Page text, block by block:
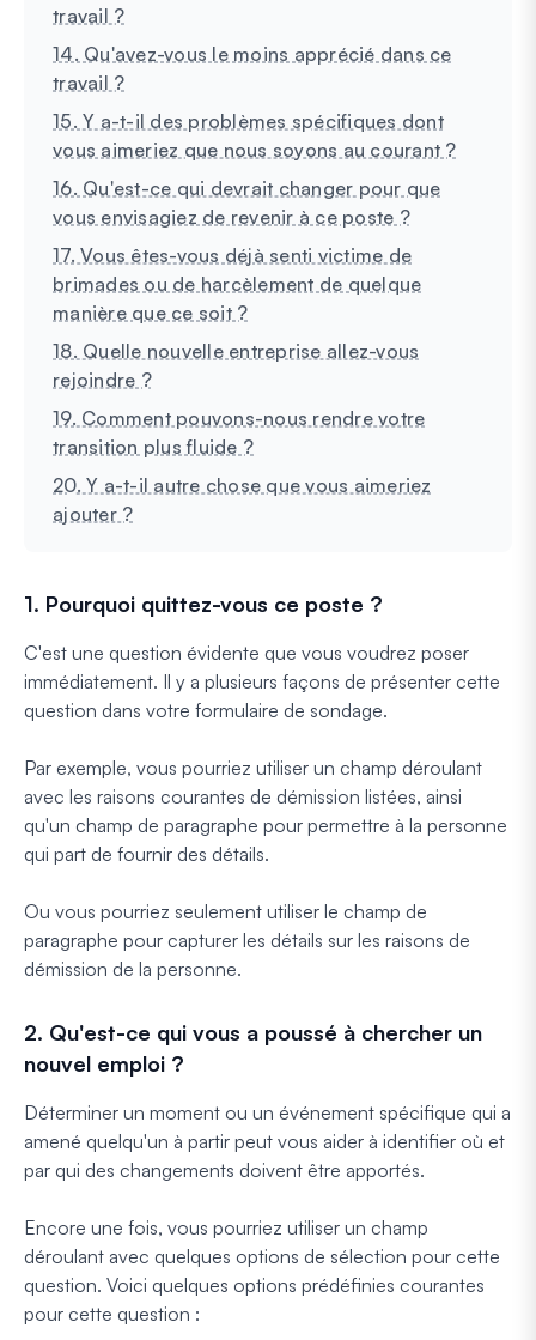
travail ?
14. Qu'avez-vous le moins apprécié dans ce
travail ?
15. Y a-t-il des problèmes spécifiques dont
vous aimeriez que nous soyons au courant ?
16. Qu'est-ce qui devrait changer pour que
vous envisagiez de revenir à ce poste ?
17. Vous êtes-vous déjà senti victime de
brimades ou de harcèlement de quelque
manière que ce soit ?
18. Quelle nouvelle entreprise allez-vous
rejoindre ?
19. Comment pouvons-nous rendre votre
transition plus fluide ?
20. Y a-t-il autre chose que vous aimeriez
ajouter ?
1. Pourquoi quittez-vous ce poste ?
C'est une question évidente que vous voudrez poser
immédiatement. Il y a plusieurs façons de présenter cette
question dans votre formulaire de sondage.
Par exemple, vous pourriez utiliser un champ déroulant
avec les raisons courantes de démission listées, ainsi
qu'un champ de paragraphe pour permettre à la personne
qui part de fournir des détails.
Ou vous pourriez seulement utiliser le champ de
paragraphe pour capturer les détails sur les raisons de
démission de la personne.
2. Qu'est-ce qui vous a poussé à chercher un
nouvel emploi ?
Déterminer un moment ou un événement spécifique qui a
amené quelqu'un à partir peut vous aider à identifier où et
par qui des changements doivent être apportés.
Encore une fois, vous pourriez utiliser un champ
déroulant avec quelques options de sélection pour cette
question. Voici quelques options prédéfinies courantes
pour cette question :